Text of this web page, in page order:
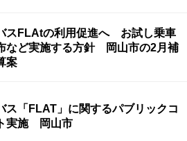
スFLAtの利用促進へ お試し乗車
など実施する方針 岡山市の2月補
案
ス「FLAT」に関するパブリックコ
実施 岡山市